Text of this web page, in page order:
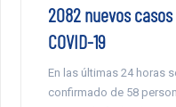
2082 nuevos
COVID-19
En las últimas 24 horas
confirmado de 58